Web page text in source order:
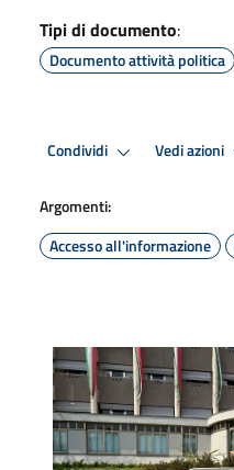
Tipi di documento:
Documento attività politica
Condividi Vedi azioni
Argomenti:
Accesso all'informazione